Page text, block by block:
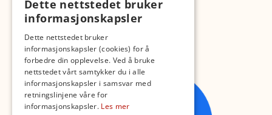
Dette nettstedet bruker
informasjonskapsler
Dette nettstedet bruker
informasjonskapsler (cookies) for å
forbedre din opplevelse. Ved å bruke
nettstedet vårt samtykker du i alle
informasjonskapsler i samsvar med
retningslinjene våre for
informasjonskapsler. Les mer